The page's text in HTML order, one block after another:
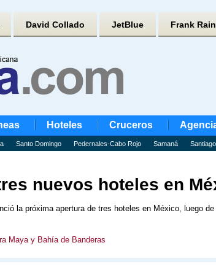
David Collado JetBlue Frank
Hoteles Cruceros
Santo Domingo Pedernales-Cabo Rojo Samaná Santiago
nuevos hoteles en
la próxima apertura de tres hoteles en México, luego de
Maya y Bahía de Banderas